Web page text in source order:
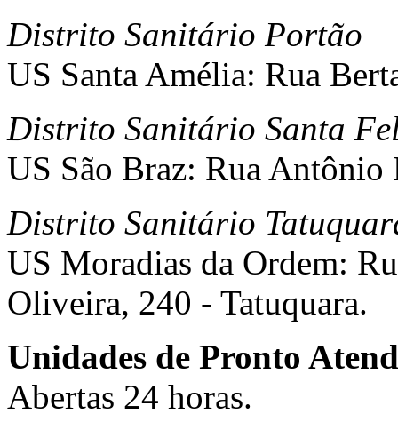
Distrito Sanitário Portão
US Santa Amélia: Rua
Distrito Sanitário Santa
US São Braz: Rua Antônio
Distrito Sanitário
US Moradias da Ordem:
Oliveira, 240 - Tatuquara.
Unidades de Pronto
Abertas 24 horas.